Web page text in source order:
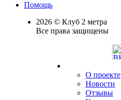
Помощь
2026 © Клуб 2 метра
Все права защищены
О проекте
Новости
Отзывы